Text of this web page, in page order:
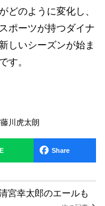
どのように変化し、
ポーツが持つダイナ
しいシーズンが始ま
す。
川虎太朗
Share
宮幸太郎のエールも